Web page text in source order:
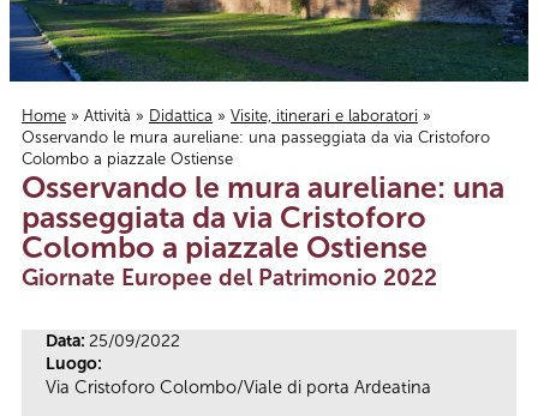
Tu sei qui
Home » Attività » Didattica » Visite, itinerari e laboratori »
Osservando le mura aureliane: una passeggiata da via Cristoforo
Colombo a piazzale Ostiense
Osservando le mura aureliane: una
passeggiata da via Cristoforo
Colombo a piazzale Ostiense
Giornate Europee del Patrimonio 2022
Data: 25/09/2022
Luogo:
Via Cristoforo Colombo/Viale di porta Ardeatina